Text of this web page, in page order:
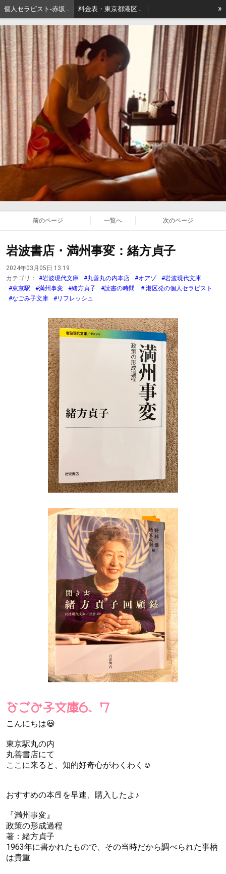
個人セラピスト-赤坂､出張リンパマッサージはアロマセジュール東京 料金表・東京都港区－本格派出張アロマオイルマッサージはセジュールへ
セジュールオーナーセラピスト健康ブログ
»
前のページ 一覧へ 次のページ
岩波書店・満州事変：緒方貞子
2024年03月05日 13:19
カテゴリ：
#岩波現代文庫 #丸善丸の内本店 #オアゾ
#岩波現代文庫
#東京駅
#満州事変 #緒方貞子 #読書の時間
＃港区発の個人セラピスト
#なごみ子文庫
#リフレッシュ
なごみ子文庫6、7
こんにちは😃
東京駅丸の内
丸善書店にて
ここに来ると、知的好奇心がわくわく☺️
おすすめの本📕を早速、購入したよ♪
『満州事変』
政策の形成過程
著：緒方貞子
1963年に書かれたもので、その当時だから調べられた事柄
は貴重